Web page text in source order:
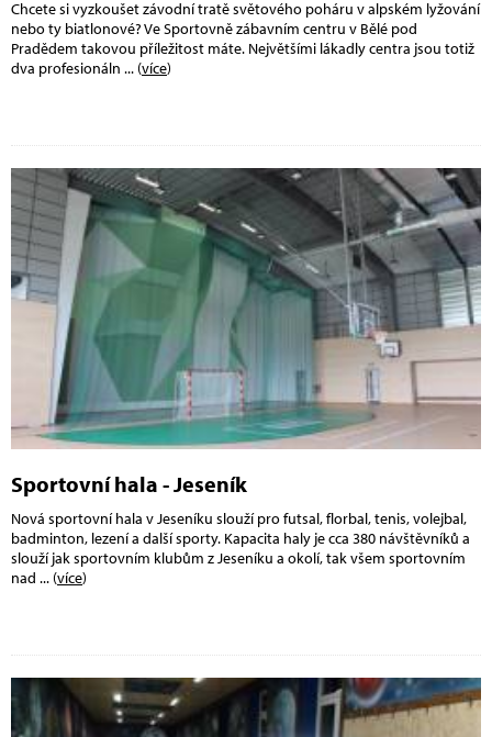
Chcete si vyzkoušet závodní tratě světového poháru v alpském lyžování
nebo ty biatlonové? Ve Sportovně zábavním centru v Bělé pod
Pradědem takovou příležitost máte. Největšími lákadly centra jsou totiž
dva profesionáln ... (více)
Sportovní hala - Jeseník
Nová sportovní hala v Jeseníku slouží pro futsal, florbal, tenis, volejbal,
badminton, lezení a další sporty. Kapacita haly je cca 380 návštěvníků a
slouží jak sportovním klubům z Jeseníku a okolí, tak všem sportovním
nad ... (více)